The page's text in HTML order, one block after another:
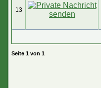
13
Seite 1 von 1